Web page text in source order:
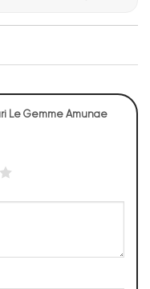
CẢM NHẬN
Le Gemme Amunae